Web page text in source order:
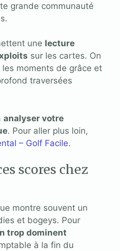
grande communauté
une lecture
sur les cartes. On
les moments de grâce et
traversées
analyser votre
. Pour aller plus loin,
– Golf Facile.
scores chez
montre souvent un
et bogeys. Pour
trop dominent
à la fin du